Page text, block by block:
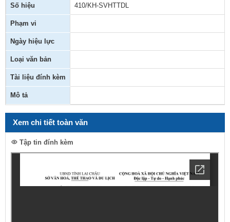
Số hiệu 410/KH-SVHTTDL
Phạm vi
Ngày hiệu lực
Loại văn bản
Tài liệu đính kèm
Mô tả
Xem chi tiết toàn văn
Tập tin đính kèm